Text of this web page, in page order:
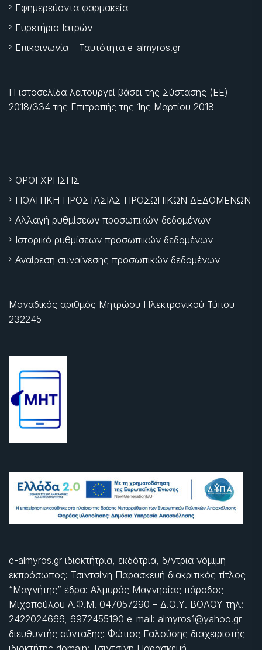
Εφημερεύοντα φαρμακεία
Ευρετήριο Ιατρών
Επικοινωνία – Ταυτότητα e-almyros.gr
Η ιστοσελίδα λειτουργεί βάσει της Σύστασης (ΕΕ)
2018/334 της Επιτροπής της 1ης Μαρτίου 2018
ΟΡΟΙ ΧΡΗΣΗΣ
ΠΟΛΙΤΙΚΗ ΠΡΟΣΤΑΣΙΑΣ ΠΡΟΣΩΠΙΚΩΝ ΔΕΔΟΜΕΝΩΝ
Αλλαγή ρυθμίσεων προσωπικών δεδομένων
Ιστορικό ρυθμίσεων προσωπικών δεδομένων
Αναίρεση συναίνεσης προσωπικών δεδομένων
Μοναδικός αριθμός Μητρώου Ηλεκτρονικού Τύπου
232245
e-almyros.gr ιδιοκτήτρια, εκδότρια, δ/ντρια νόμιμη
εκπρόσωπος: Τσιντσίνη Παρασκευή διακριτικός τίτλος
“Μαγνήτης” έδρα: Αλμυρός Μαγνησίας πάροδος
Μιχοπούλου Α.Φ.Μ. 047057290 – Δ.Ο.Υ. ΒΟΛΟΥ τηλ:
2422024666, 6972455190 e-mail: almyros1@yahoo.gr
διευθυντής σύνταξης: Φώτιος Γαλούσης διαχειριστής-